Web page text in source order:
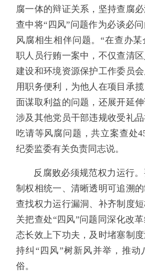
腐一体的辩证关系，坚持查腐
查中将“四风”问题作为必谈必
风腐相生相伴问题。“在查办
职人员行贿一案中，不仅查清
建设和环境资源保护工作委员
用职务便利，为他人在项目承
面谋取利益的问题，还展开延
涉及其他党员干部违规收受礼
吃请等风腐问题，共立案查处
纪委监委有关负责同志说。
反腐败必须规范权力运行
制权相统一、清晰透明可追溯
查找权力运行漏洞、补齐制度
关把查处“四风”问题同深化改
态长效上下功夫，及时堵塞制
持纠“四风”树新风并举，推动
俗。